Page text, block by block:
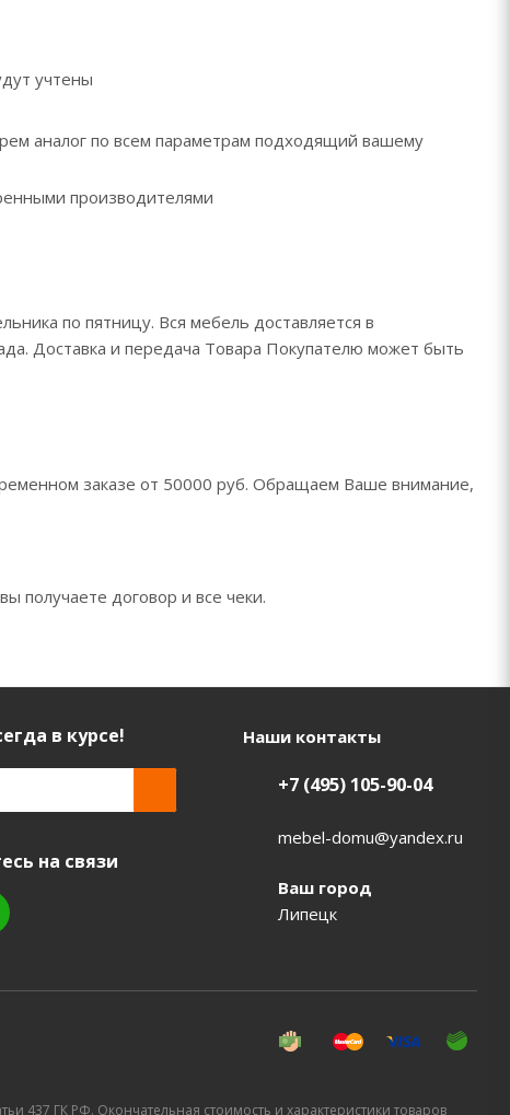
учтены
аналог по всем параметрам подходящий вашему
производителями
по пятницу. Вся мебель доставляется в
Доставка и передача Товара Покупателю может быть
заказе от 50000 руб. Обращаем Ваше внимание,
получаете договор и все чеки.
в курсе!
на связи
Наши контакты
+7 (495) 105-90-04
mebel-domu@yandex.ru
Ваш город
Липецк
437 ГК РФ. Окончательная стоимость и характеристики товаров